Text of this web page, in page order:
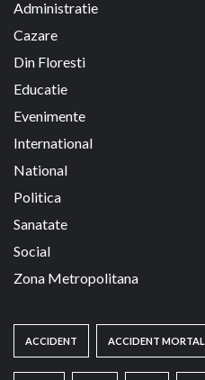
Administratie
Cazare
Din Floresti
Educatie
Evenimente
International
National
Politica
Sanatate
Social
Zona Metropolitana
ACCIDENT ACCIDENT MORTAL